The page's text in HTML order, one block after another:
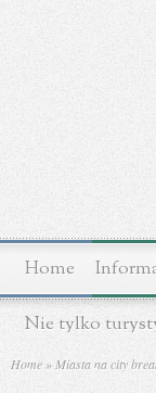
Home
Nie tylko
Home » Miasta na city